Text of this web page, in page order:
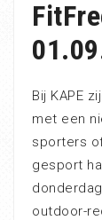
Bij KAPE
met een
sporters
gesport
outdoor-